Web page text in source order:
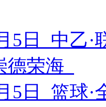
5日 中乙
德荣海
5日 篮球·